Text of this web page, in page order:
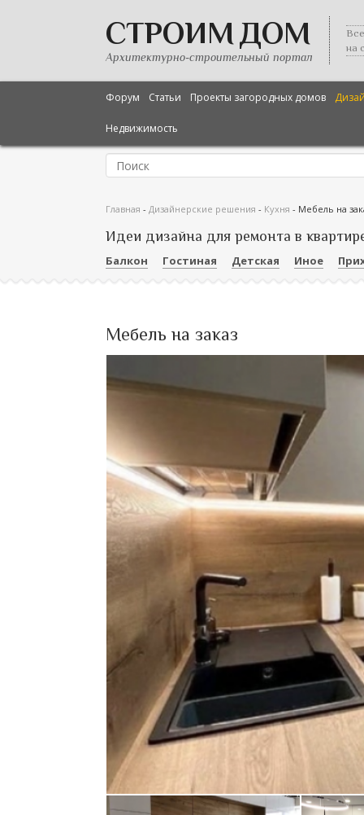
СТРОИМ ДОМ
Архитектурно-строительный портал
на
Форум Статьи Проекты загородных домов
Недвижимость
Главная - Дизайнерские решения - Кухня - Мебель на
Идеи дизайна для ремонта в
Балкон Гостиная Детская Иное
Мебель на заказ